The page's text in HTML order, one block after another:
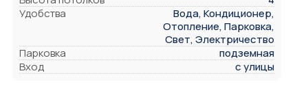
Удобства
Вода, Кондиционер,
Отопление, Парковка,
Свет, Электричество
Парковка
подземная
Вход
с улицы